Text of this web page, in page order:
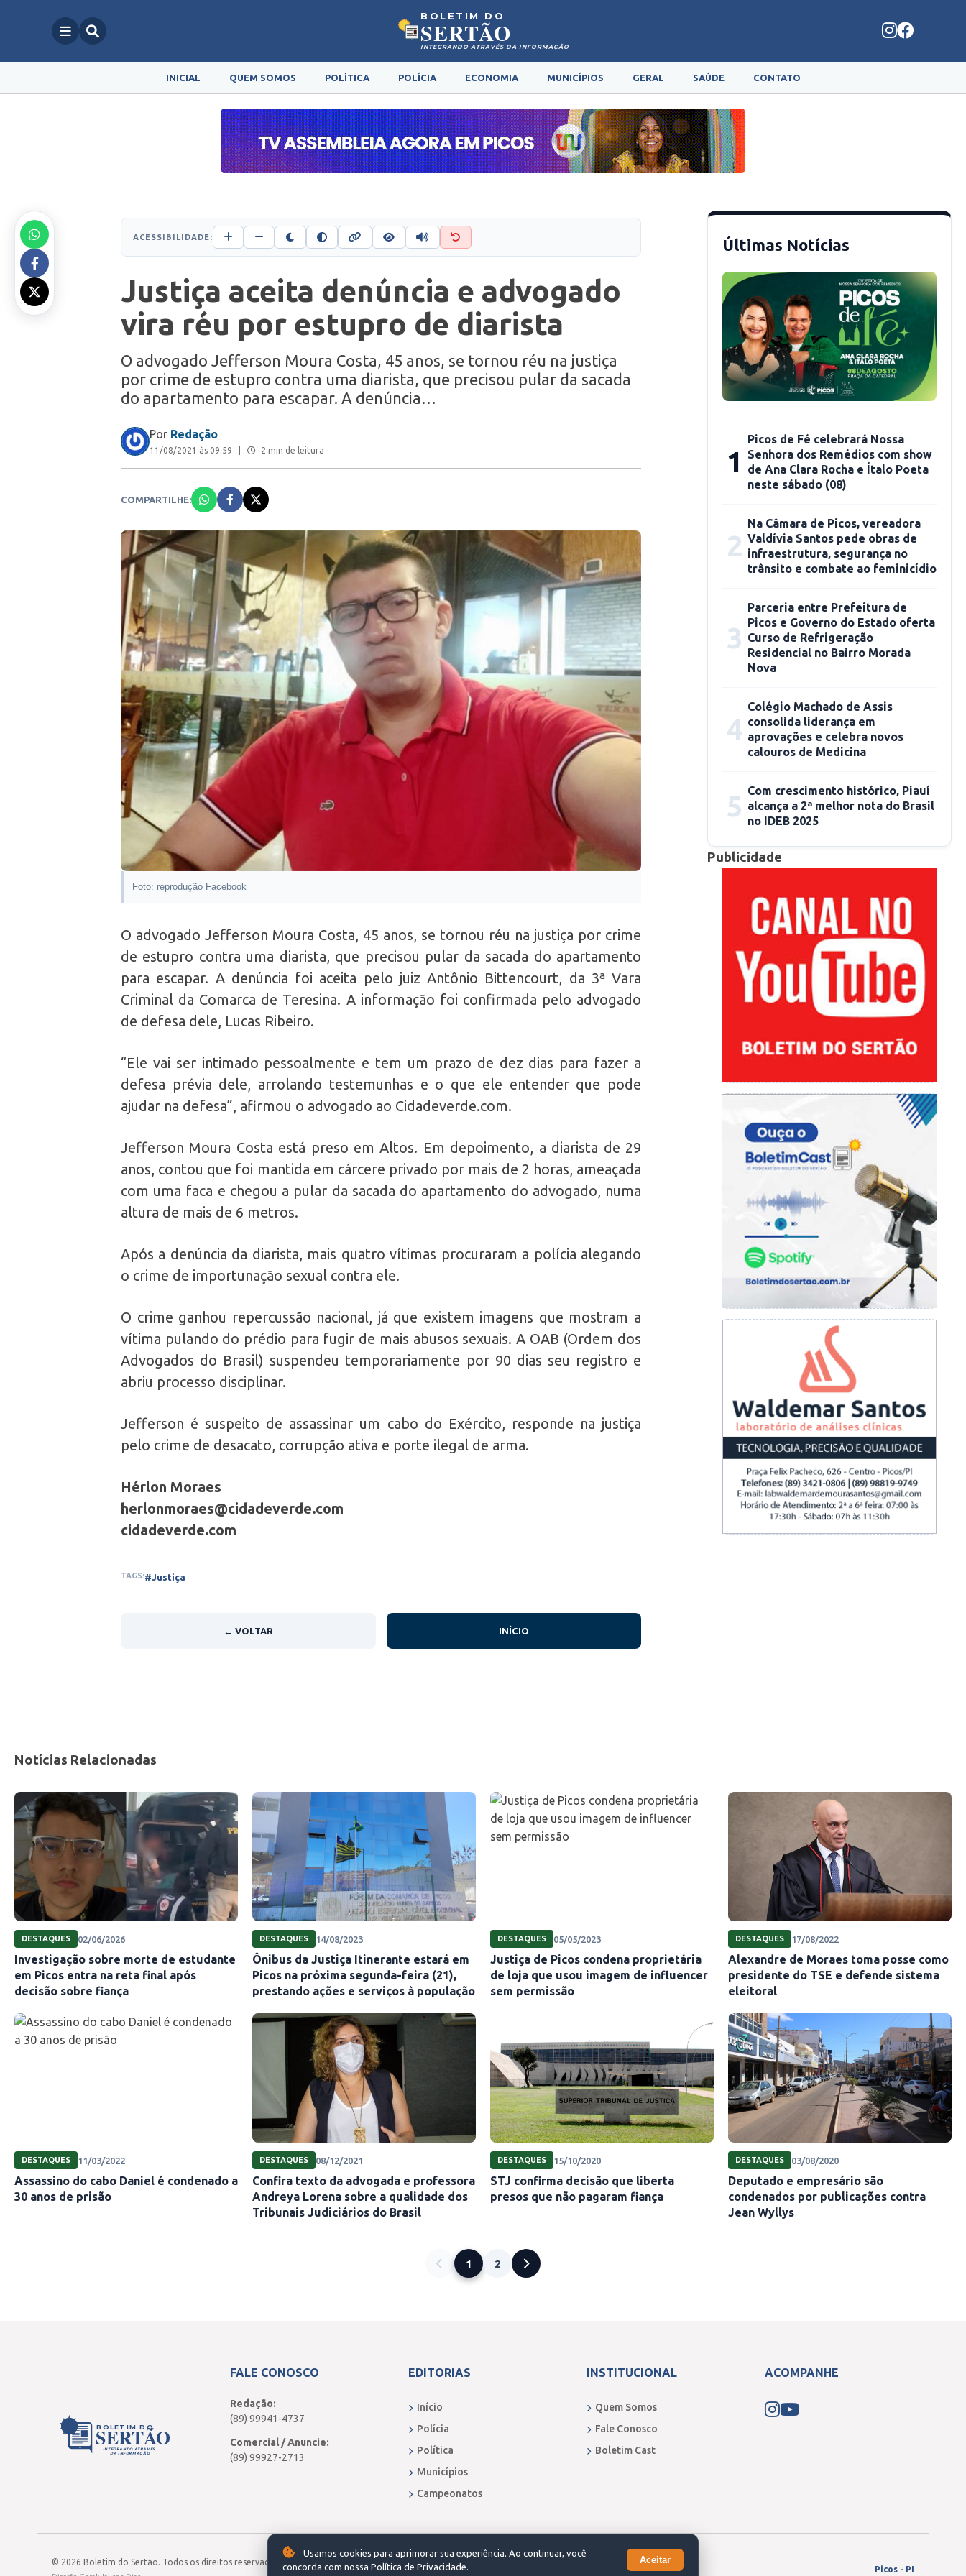
BOLETIM DO
SERTÃO
INTEGRANDO ATRAVÉS DA INFORMAÇÃO
INICIAL QUEM SOMOS POLÍTICA POLÍCIA ECONOMIA MUNICÍPIOS GERAL SAÚDE CONTATO
ACESSIBILIDADE:
Justiça aceita denúncia e advogado
vira réu por estupro de diarista
O advogado Jefferson Moura Costa, 45 anos, se tornou réu na justiça
por crime de estupro contra uma diarista, que precisou pular da sacada
do apartamento para escapar. A denúncia…
Por Redação
11/08/2021 às 09:59 2 min de leitura
COMPARTILHE:
Foto: reprodução Facebook
O advogado Jefferson Moura Costa, 45 anos, se tornou réu na justiça por crime
de estupro contra uma diarista, que precisou pular da sacada do apartamento
para escapar. A denúncia foi aceita pelo juiz Antônio Bittencourt, da 3ª Vara
Criminal da Comarca de Teresina. A informação foi confirmada pelo advogado
de defesa dele, Lucas Ribeiro.
“Ele vai ser intimado pessoalmente e tem um prazo de dez dias para fazer a
defesa prévia dele, arrolando testemunhas e o que ele entender que pode
ajudar na defesa”, afirmou o advogado ao Cidadeverde.com.
Jefferson Moura Costa está preso em Altos. Em depoimento, a diarista de 29
anos, contou que foi mantida em cárcere privado por mais de 2 horas, ameaçada
com uma faca e chegou a pular da sacada do apartamento do advogado, numa
altura de mais de 6 metros.
Após a denúncia da diarista, mais quatro vítimas procuraram a polícia alegando
o crime de importunação sexual contra ele.
O crime ganhou repercussão nacional, já que existem imagens que mostram a
vítima pulando do prédio para fugir de mais abusos sexuais. A OAB (Ordem dos
Advogados do Brasil) suspendeu temporariamente por 90 dias seu registro e
abriu processo disciplinar.
Jefferson é suspeito de assassinar um cabo do Exército, responde na justiça
pelo crime de desacato, corrupção ativa e porte ilegal de arma.
Hérlon Moraes
herlonmoraes@cidadeverde.com
cidadeverde.com
TAGS:#Justiça
← VOLTAR INÍCIO
Últimas Notícias
1
Picos de Fé celebrará Nossa
Senhora dos Remédios com show
de Ana Clara Rocha e Ítalo Poeta
neste sábado (08)
2
Na Câmara de Picos, vereadora
Valdívia Santos pede obras de
infraestrutura, segurança no
trânsito e combate ao feminicídio
3
Parceria entre Prefeitura de
Picos e Governo do Estado oferta
Curso de Refrigeração
Residencial no Bairro Morada
Nova
4
Colégio Machado de Assis
consolida liderança em
aprovações e celebra novos
calouros de Medicina
5 Com crescimento histórico, Piauí
alcança a 2ª melhor nota do Brasil
no IDEB 2025
Publicidade
Notícias Relacionadas
DESTAQUES 02/06/2026
Investigação sobre morte de estudante
em Picos entra na reta final após
decisão sobre fiança
DESTAQUES 14/08/2023
Ônibus da Justiça Itinerante estará em
Picos na próxima segunda-feira (21),
prestando ações e serviços à população
DESTAQUES 05/05/2023
Justiça de Picos condena proprietária
de loja que usou imagem de influencer
sem permissão
DESTAQUES 17/08/2022
Alexandre de Moraes toma posse como
presidente do TSE e defende sistema
eleitoral
DESTAQUES 11/03/2022
Assassino do cabo Daniel é condenado a
30 anos de prisão
DESTAQUES 08/12/2021
Confira texto da advogada e professora
Andreya Lorena sobre a qualidade dos
Tribunais Judiciários do Brasil
DESTAQUES 15/10/2020
STJ confirma decisão que liberta
presos que não pagaram fiança
DESTAQUES 03/08/2020
Deputado e empresário são
condenados por publicações contra
Jean Wyllys
1 2
BOLETIM DO
SERTÃO
INTEGRANDO ATRAVÉS
DA INFORMAÇÃO
FALE CONOSCO
Redação:
(89) 99941-4737
Comercial / Anuncie:
(89) 99927-2713
EDITORIAS
Início
Polícia
Política
Municípios
Campeonatos
INSTITUCIONAL
Quem Somos
Fale Conosco
Boletim Cast
ACOMPANHE
© 2026 Boletim do Sertão. Todos os direitos reservados.
Picos - PI
Usamos cookies para aprimorar sua experiência. Ao continuar, você
concorda com nossa Política de Privacidade.
Aceitar